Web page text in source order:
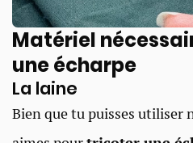
Matériel
une écharpe
La laine
Bien que tu puisses utiliser